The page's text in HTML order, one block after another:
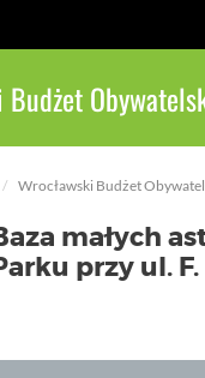
Budżet
Wrocławski Budżet
małych
przy ul.